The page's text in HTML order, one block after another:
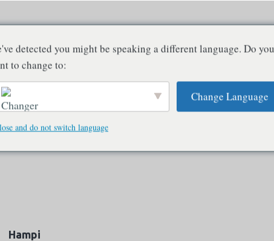
La conscience n'existe qu'en relation avec d'autres consciences
indiennes Art et perception Culture et
Hampi
detected you might be speaking a different language. Do you
to change to:
Change Language
and do not switch language